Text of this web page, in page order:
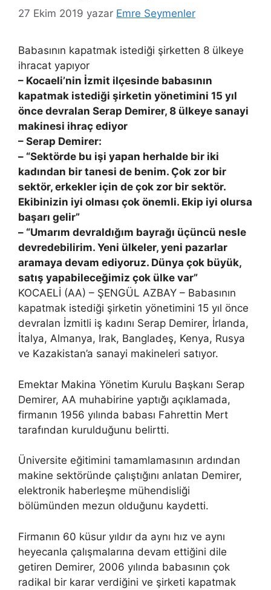
27 Ekim 2019 yazar Emre Seymenler
Babasının kapatmak istediği şirketten 8 ülkeye
ihracat yapıyor
– Kocaeli’nin İzmit ilçesinde babasının
kapatmak istediği şirketin yönetimini 15 yıl
önce devralan Serap Demirer, 8 ülkeye sanayi
makinesi ihraç ediyor
– Serap Demirer:
– “Sektörde bu işi yapan herhalde bir iki
kadından bir tanesi de benim. Çok zor bir
sektör, erkekler için de çok zor bir sektör.
Ekibinizin iyi olması çok önemli. Ekip iyi olursa
başarı gelir”
– “Umarım devraldığım bayrağı üçüncü nesle
devredebilirim. Yeni ülkeler, yeni pazarlar
aramaya devam ediyoruz. Dünya çok büyük,
satış yapabileceğimiz çok ülke var”
KOCAELİ (AA) – ŞENGÜL AZBAY – Babasının
kapatmak istediği şirketin yönetimini 15 yıl önce
devralan İzmitli iş kadını Serap Demirer, İrlanda,
İtalya, Almanya, Irak, Bangladeş, Kenya, Rusya
ve Kazakistan’a sanayi makineleri satıyor.
Emektar Makina Yönetim Kurulu Başkanı Serap
Demirer, AA muhabirine yaptığı açıklamada,
firmanın 1956 yılında babası Fahrettin Mert
tarafından kurulduğunu belirtti.
Üniversite eğitimini tamamlamasının ardından
makine sektöründe çalıştığını anlatan Demirer,
elektronik haberleşme mühendisliği
bölümünden mezun olduğunu kaydetti.
Firmanın 60 küsur yıldır da aynı hız ve aynı
heyecanla çalışmalarına devam ettiğini dile
getiren Demirer, 2006 yılında babasının çok
radikal bir karar verdiğini ve şirketi kapatmak